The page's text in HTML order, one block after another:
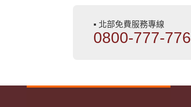
▪ 北部免費服務專線
0800-777-776